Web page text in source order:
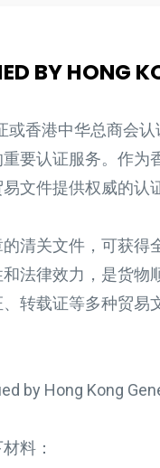
BY HONG
或香港中华总商会
要认证服务。作为
文件提供权威的认
清关文件，可获得
法律效力，是货物
转载证等多种贸易
by Hong Kong
料：